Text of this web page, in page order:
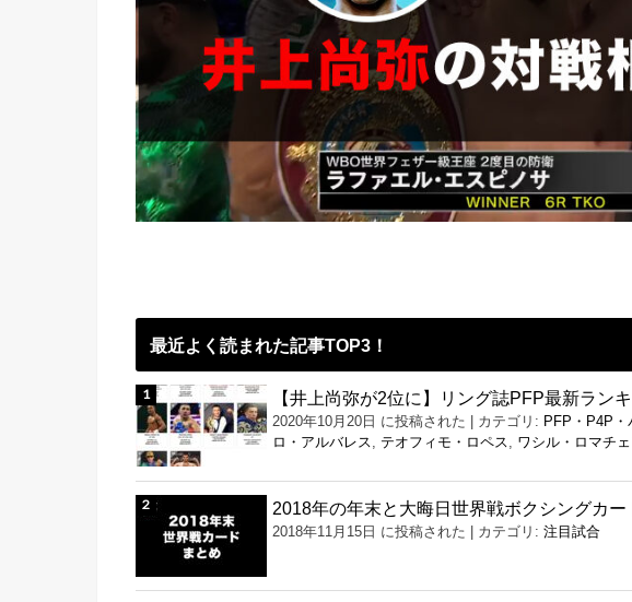
最近よく読まれた記事TOP3！
【井上尚弥が2位に】リング誌PFP最新ラン
2020年10月20日 に投稿された カテゴリ: PFP・P4P
ロ・アルバレス, テオフィモ・ロペス, ワシル・ロマチ
2018年の年末と大晦日世界戦ボクシングカー
2018年11月15日 に投稿された カテゴリ: 注目試合